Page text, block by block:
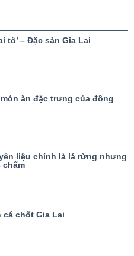
tô’ – Đặc sản Gia Lai
ăn đặc trưng của đồng
liệu chính là lá rừng nhưng
chấm
chốt Gia Lai